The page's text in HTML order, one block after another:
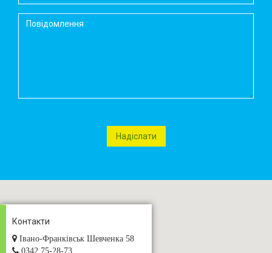
Контакти
Івано-Франківськ Шевченка 58
0342 75-28-73